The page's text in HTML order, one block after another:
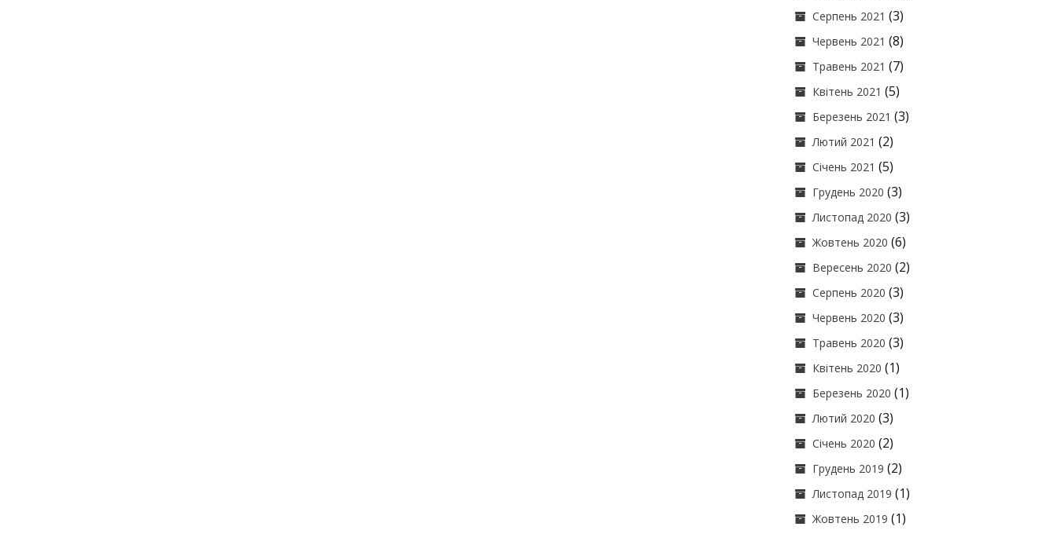
Серпень 2021 (3)
Червень 2021 (8)
Травень 2021 (7)
Квітень 2021 (5)
Березень 2021 (3)
Лютий 2021 (2)
Січень 2021 (5)
Грудень 2020 (3)
Листопад 2020 (3)
Жовтень 2020 (6)
Вересень 2020 (2)
Серпень 2020 (3)
Червень 2020 (3)
Травень 2020 (3)
Квітень 2020 (1)
Березень 2020 (1)
Лютий 2020 (3)
Січень 2020 (2)
Грудень 2019 (2)
Листопад 2019 (1)
Жовтень 2019 (1)